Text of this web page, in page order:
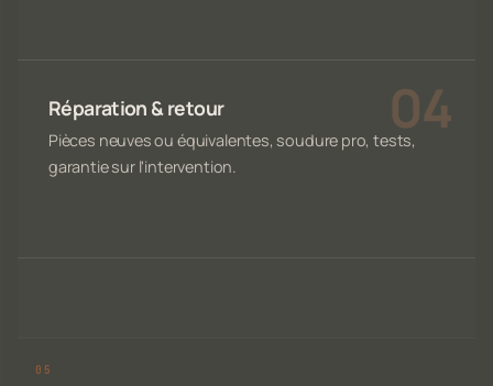
Réparation & retour
Pièces neuves ou équivalentes, soudure pro, tests,
garantie sur l'intervention.